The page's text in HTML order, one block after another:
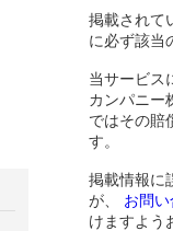
掲載されて
に必ず該当
当サービス
カンパニー
ではその賠
す。
掲載情報に
が、
お問
けますよう